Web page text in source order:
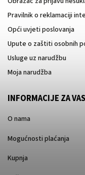
Pravilnik o reklamaciji
Opći uvjeti poslovanja
Upute o zaštiti osobnih
Usluge uz narudžbu
Moja narudžba
INFORMACIJE ZA VAS
O nama
Mogućnosti plaćanja
Kupnja